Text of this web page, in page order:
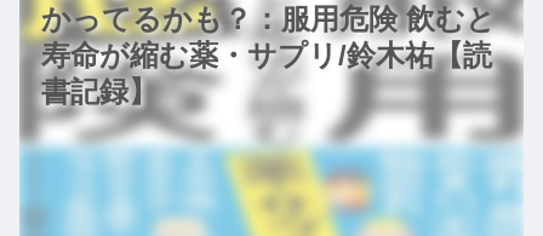
かってるかも？：服用危険 飲むと
寿命が縮む薬・サプリ/鈴木祐【読
書記録】